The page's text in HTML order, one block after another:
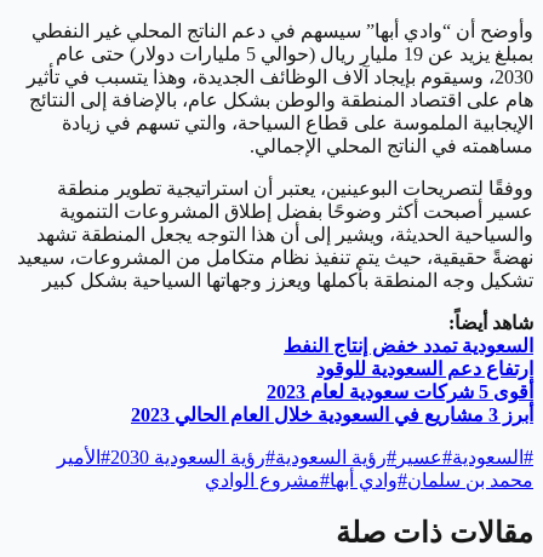
وأوضح أن “وادي أبها” سيسهم في دعم الناتج المحلي غير النفطي
بمبلغ يزيد عن 19 مليار ريال (حوالي 5 مليارات دولار) حتى عام
2030، وسيقوم بإيجاد آلاف الوظائف الجديدة، وهذا يتسبب في تأثير
هام على اقتصاد المنطقة والوطن بشكل عام، بالإضافة إلى النتائج
الإيجابية الملموسة على قطاع السياحة، والتي تسهم في زيادة
مساهمته في الناتج المحلي الإجمالي.
ووفقًا لتصريحات البوعينين، يعتبر أن استراتيجية تطوير منطقة
عسير أصبحت أكثر وضوحًا بفضل إطلاق المشروعات التنموية
والسياحية الحديثة، ويشير إلى أن هذا التوجه يجعل المنطقة تشهد
نهضةً حقيقية، حيث يتم تنفيذ نظام متكامل من المشروعات، سيعيد
تشكيل وجه المنطقة بأكملها ويعزز وجهاتها السياحية بشكل كبير
شاهد أيضاً:
السعودية تمدد خفض إنتاج النفط
ارتفاع دعم السعودية للوقود
أقوى 5 شركات سعودية لعام 2023
أبرز 3 مشاريع في السعودية خلال العام الحالي 2023
# السعودية#عسير #رؤية السعودية#رؤية السعودية 2030 # الأمير
محمد بن سلمان#وادي أبها#مشروع الوادي
مقالات ذات صلة